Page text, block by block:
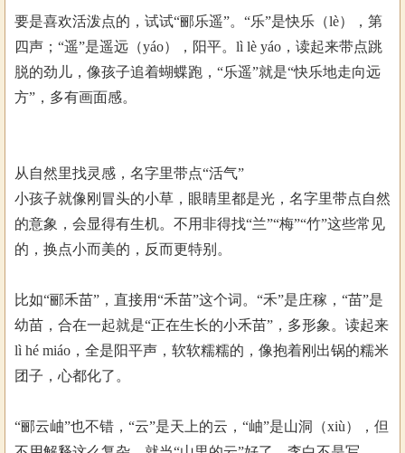
要是喜欢活泼点的，试试“郦乐遥”。“乐”是快乐（lè），第
四声；“遥”是遥远（yáo），阳平。lì lè yáo，读起来带点跳
脱的劲儿，像孩子追着蝴蝶跑，“乐遥”就是“快乐地走向远
方”，多有画面感。
从自然里找灵感，名字里带点“活气”
小孩子就像刚冒头的小草，眼睛里都是光，名字里带点自然
的意象，会显得有生机。不用非得找“兰”“梅”“竹”这些常见
的，换点小而美的，反而更特别。
比如“郦禾苗”，直接用“禾苗”这个词。“禾”是庄稼，“苗”是
幼苗，合在一起就是“正在生长的小禾苗”，多形象。读起来
lì hé miáo，全是阳平声，软软糯糯的，像抱着刚出锅的糯米
团子，心都化了。
“郦云岫”也不错，“云”是天上的云，“岫”是山洞（xiù），但